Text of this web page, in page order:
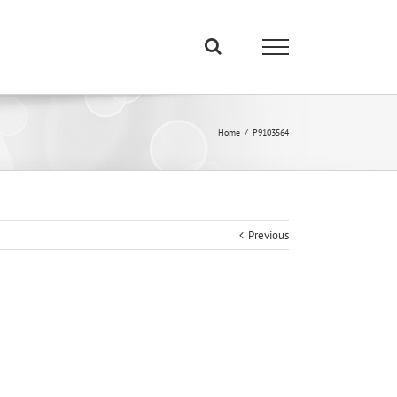
Home / P9103564
Previous